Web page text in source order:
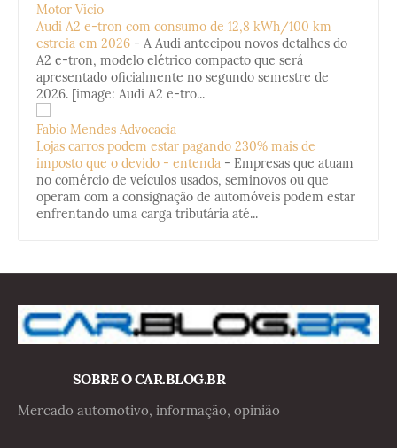
Motor Vício
Audi A2 e-tron com consumo de 12,8 kWh/100 km
estreia em 2026 - A Audi antecipou novos detalhes do
A2 e-tron, modelo elétrico compacto que será
apresentado oficialmente no segundo semestre de
2026. [image: Audi A2 e-tro...
Fabio Mendes Advocacia
Lojas carros podem estar pagando 230% mais de
imposto que o devido - entenda - Empresas que atuam
no comércio de veículos usados, seminovos ou que
operam com a consignação de automóveis podem estar
enfrentando uma carga tributária até...
SOBRE O CAR.BLOG.BR
Mercado automotivo, informação, opinião